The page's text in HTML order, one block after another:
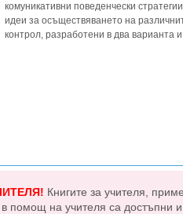
комуникативни поведенчески
идеи за осъществяването на
контрол, разработени в два варианта
Книгите за учителя,
в помощ на учителя са достъпни